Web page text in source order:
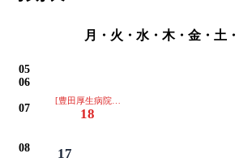
月・火・水・木・金・土
05
06
07
[豊田厚生病院は通過します]
18
08 17